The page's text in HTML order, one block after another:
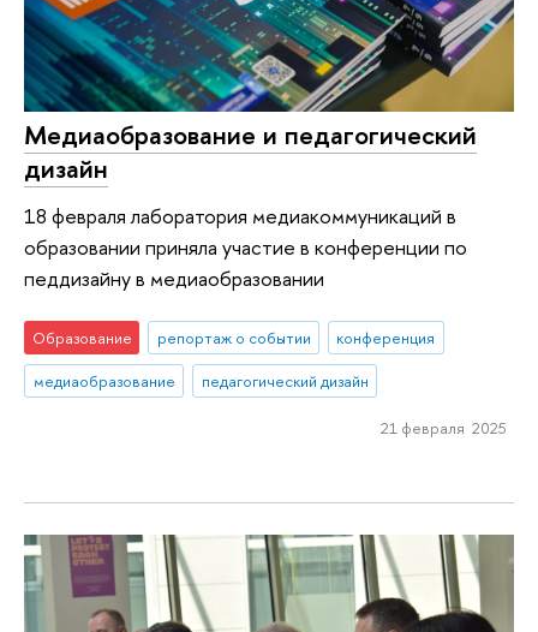
Медиаобразование и педагогический
дизайн
18 февраля лаборатория медиакоммуникаций в
образовании приняла участие в конференции по
педдизайну в медиаобразовании
Образование репортаж о событии
конференция
медиаобразование
педагогический дизайн
21 февраля 2025